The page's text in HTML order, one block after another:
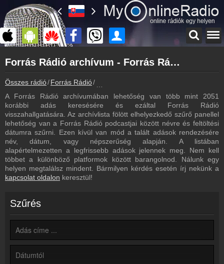
myonlineradio.hu
Forrás Rádió
Vissza a Forrás Rádió oldalára
Bejelentkezés
Hozz létre saját fiókot!
Frekvenciák
Forrás Rádió frekvencia
Műsorújság
Forrás Rádió műsorai
Hírek
Kapcsolat
Írj nekünk!
Partnerek
Rádiós partnerek
Forrás Rádió archívum - Forrás Rádió podcasts - Forrás Rádió visszahallgatás
Összes rádió Forrás Rádió
A Forrás Rádió archívumában lehetőség van több mint 2051
korábbi adás keresésére és ezáltal Forrás Rádió
visszahallgatására. Az archívlista fölött elhelyezkedő szűrő panellel
lehetőség van a Forrás Rádió podcastjai között névre és feltöltési
dátumra szűrni. Ezen kívül van mód a talált adások rendezésére
név, dátum, vagy népszerűség alapján. A listában
alapértelmezetten a legfrissebb adások jelennek meg. Nem kell
többet a különböző platformok között barangolnod. Nálunk egy
helyen megtalálsz mindent. Bármilyen kérdés esetén írj nekünk a
kapcsolat oldalon keresztül!
Szűrés